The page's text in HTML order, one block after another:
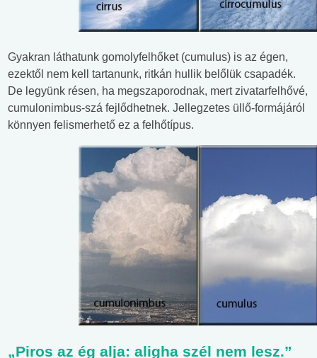
Gyakran láthatunk gomolyfelhőket (cumulus) is az égen,
ezektől nem kell tartanunk, ritkán hullik belőlük csapadék.
De legyünk résen, ha megszaporodnak, mert zivatarfelhővé,
cumulonimbus-szá fejlődhetnek. Jellegzetes üllő-formájáról
könnyen felismerhető ez a felhőtípus.
„Piros az ég alja: aligha szél nem lesz.”